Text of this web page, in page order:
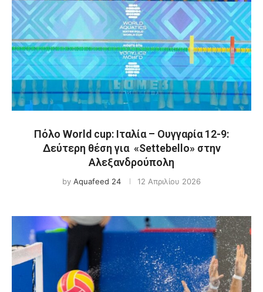
Πόλο World cup: Ιταλία – Ουγγαρία 12-9:
Δεύτερη θέση για «Settebello» στην
Αλεξανδρούπολη
by Aquafeed 24 12 Απριλίου 2026